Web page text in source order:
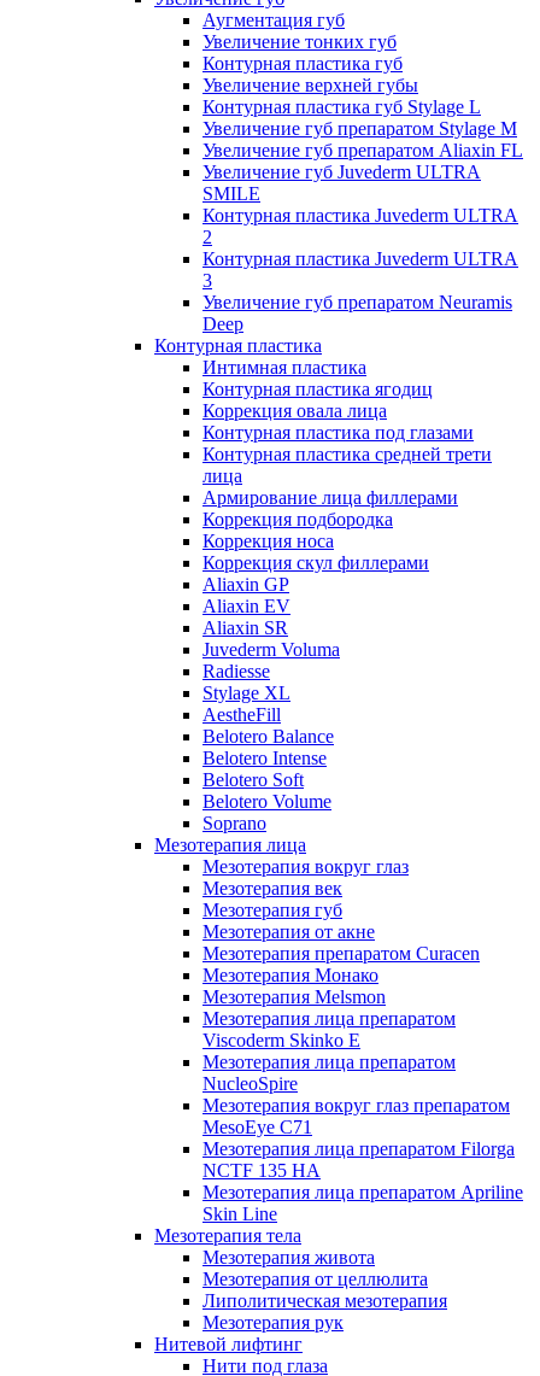
Аугментация губ
Увеличение тонких губ
Контурная пластика губ
Увеличение верхней губы
Контурная пластика губ Stylage L
Увеличение губ препаратом Stylage M
Увеличение губ препаратом Aliaxin FL
Увеличение губ Juvederm ULTRA
SMILE
Контурная пластика Juvederm ULTRA
2
Контурная пластика Juvederm ULTRA
3
Увеличение губ препаратом Neuramis
Deep
Контурная пластика
Интимная пластика
Контурная пластика ягодиц
Коррекция овала лица
Контурная пластика под глазами
Контурная пластика средней трети
лица
Армирование лица филлерами
Коррекция подбородка
Коррекция носа
Коррекция скул филлерами
Aliaxin GP
Aliaxin EV
Aliaxin SR
Juvederm Voluma
Radiesse
Stylage XL
AestheFill
Belotero Balance
Belotero Intense
Belotero Soft
Belotero Volume
Soprano
Мезотерапия лица
Мезотерапия вокруг глаз
Мезотерапия век
Мезотерапия губ
Мезотерапия от акне
Мезотерапия препаратом Curacen
Мезотерапия Монако
Мезотерапия Melsmon
Мезотерапия лица препаратом
Viscoderm Skinko E
Мезотерапия лица препаратом
NucleoSpire
Мезотерапия вокруг глаз препаратом
MesoEye С71
Мезотерапия лица препаратом Filorga
NCTF 135 HA
Мезотерапия лица препаратом Apriline
Skin Line
Мезотерапия тела
Мезотерапия живота
Мезотерапия от целлюлита
Липолитическая мезотерапия
Мезотерапия рук
Нитевой лифтинг
Нити под глаза